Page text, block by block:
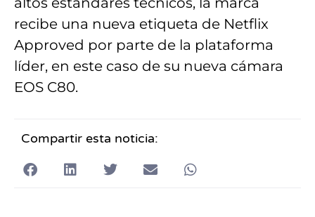
recibe una nueva etiqueta de Netflix
Approved por parte de la plataforma
líder, en este caso de su nueva cámara
EOS C80.
Compartir esta noticia: